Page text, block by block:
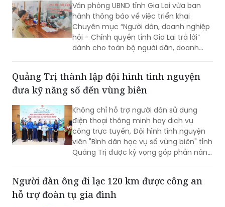
Văn phòng UBND tỉnh Gia Lai vừa ban
hành thông báo về việc triển khai
Chuyên mục “Người dân, doanh nghiệp
hỏi - Chính quyền tỉnh Gia Lai trả lời”
dành cho toàn bộ người dân, doanh
Chương trình sẽ được triển khai trong
tháng 8/2026.
Quảng Trị thành lập đội hình tình nguyện
đưa kỹ năng số đến vùng biên
Không chỉ hỗ trợ người dân sử dụng
điện thoại thông minh hay dịch vụ
công trực tuyến, Đội hình tình nguyện
viên "Bình dân học vụ số vùng biên" tỉnh
Quảng Trị được kỳ vọng góp phần nâng
khu vực biên giới.
Người đàn ông đi lạc 120 km được công an
hỗ trợ đoàn tụ gia đình